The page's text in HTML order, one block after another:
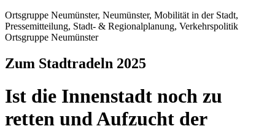
Ortsgruppe Neumünster, Neumünster, Mobilität in der Stadt,
Pressemitteilung, Stadt- & Regionalplanung, Verkehrspolitik
Ortsgruppe Neumünster
Zum Stadtradeln 2025
Ist die Innenstadt noch zu
retten und Aufzucht der